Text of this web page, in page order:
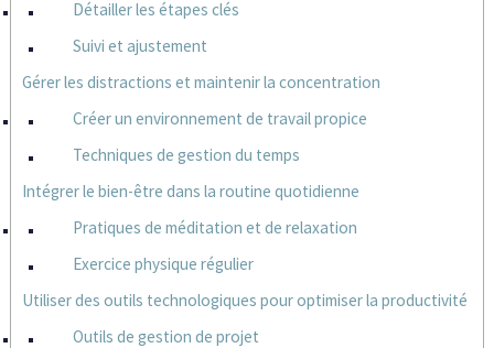
Détailler les étapes clés
Suivi et ajustement
Gérer les distractions et maintenir la concentration
Créer un environnement de travail propice
Techniques de gestion du temps
Intégrer le bien-être dans la routine quotidienne
Pratiques de méditation et de relaxation
Exercice physique régulier
Utiliser des outils technologiques pour optimiser la productivité
Outils de gestion de projet